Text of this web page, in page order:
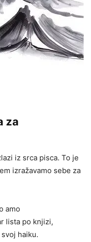
za
iz srca pisca. To je
izražavamo sebe za
amo
lista po knjizi,
haiku.